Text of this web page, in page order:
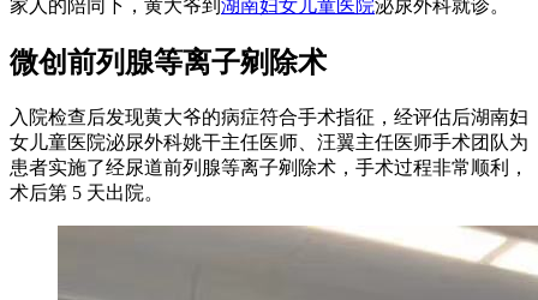
家人的陪同下，黄大爷到 湖南妇女儿童医院泌尿外科就诊。
微创前列腺等离子剜除术
入院检查后发现黄大爷的病症符合手术指征，经评估后湖南妇
女儿童医院泌尿外科姚干主任医师、汪翼主任医师手术团队为
患者实施了经尿道前列腺等离子剜除术，手术过程非常顺利，
术后第 5 天出院。